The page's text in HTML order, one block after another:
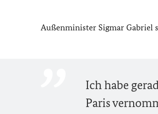
Außenminister Sigmar Gabriel
Ich habe
Paris